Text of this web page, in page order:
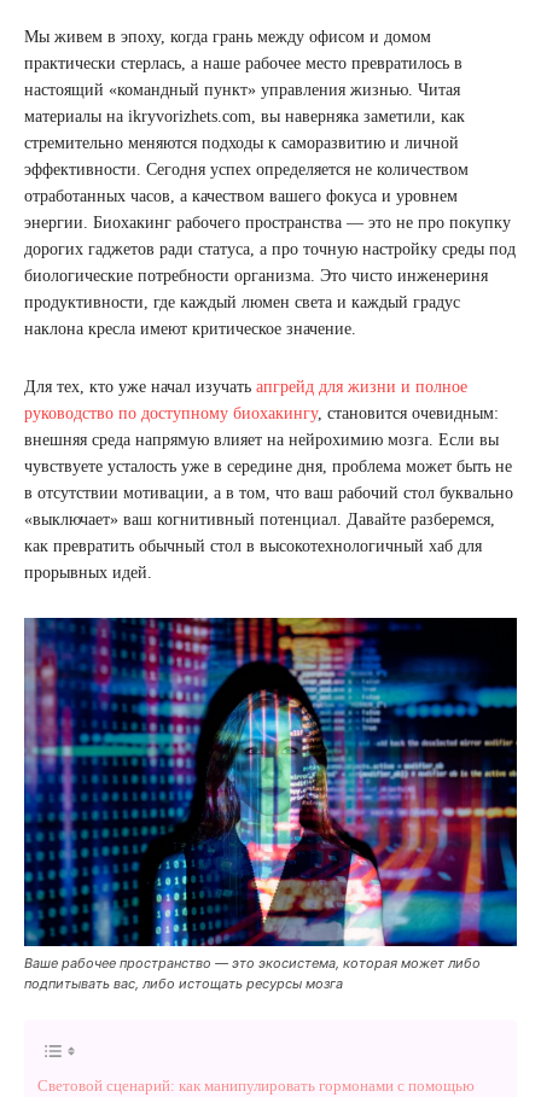
Мы живем в эпоху, когда грань между офисом и домом
практически стерлась, а наше рабочее место превратилось в
настоящий «командный пункт» управления жизнью. Читая
материалы на ikryvorizhets.com, вы наверняка заметили, как
стремительно меняются подходы к саморазвитию и личной
эффективности. Сегодня успех определяется не количеством
отработанных часов, а качеством вашего фокуса и уровнем
энергии. Биохакинг рабочего пространства — это не про покупку
дорогих гаджетов ради статуса, а про точную настройку среды под
биологические потребности организма. Это чисто инженериня
продуктивности, где каждый люмен света и каждый градус
наклона кресла имеют критическое значение.
Для тех, кто уже начал изучать апгрейд для жизни и полное
руководство по доступному биохакингу, становится очевидным:
внешняя среда напрямую влияет на нейрохимию мозга. Если вы
чувствуете усталость уже в середине дня, проблема может быть не
в отсутствии мотивации, а в том, что ваш рабочий стол буквально
«выключает» ваш когнитивный потенциал. Давайте разберемся,
как превратить обычный стол в высокотехнологичный хаб для
прорывных идей.
Ваше рабочее пространство — это экосистема, которая может либо
подпитывать вас, либо истощать ресурсы мозга
Световой сценарий: как манипулировать гормонами с помощью